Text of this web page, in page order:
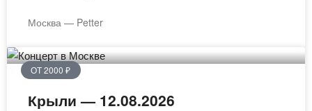
Москва — Petter
ОТ 2000 ₽
Крыли — 12.08.2026